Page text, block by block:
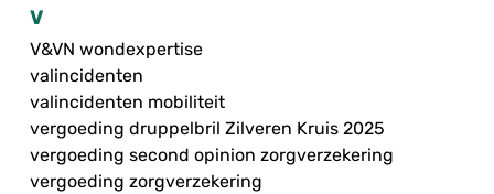
V
V&VN wondexpertise
valincidenten
valincidenten mobiliteit
vergoeding druppelbril Zilveren Kruis 2025
vergoeding second opinion zorgverzekering
vergoeding zorgverzekering